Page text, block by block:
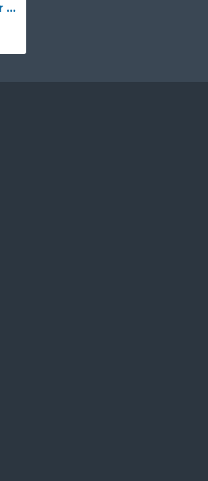
Toneris Xerox Phaser 3020/WorkCentre 3025 (106R02773)